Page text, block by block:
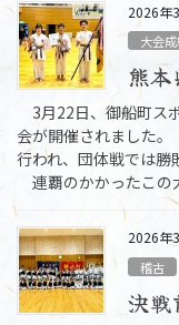
2026年
大会
熊本
3月22日、御船町ス
会が開催されました
行われ、団体戦では勝
連覇のかかったこ
2026年
稽古
決戦